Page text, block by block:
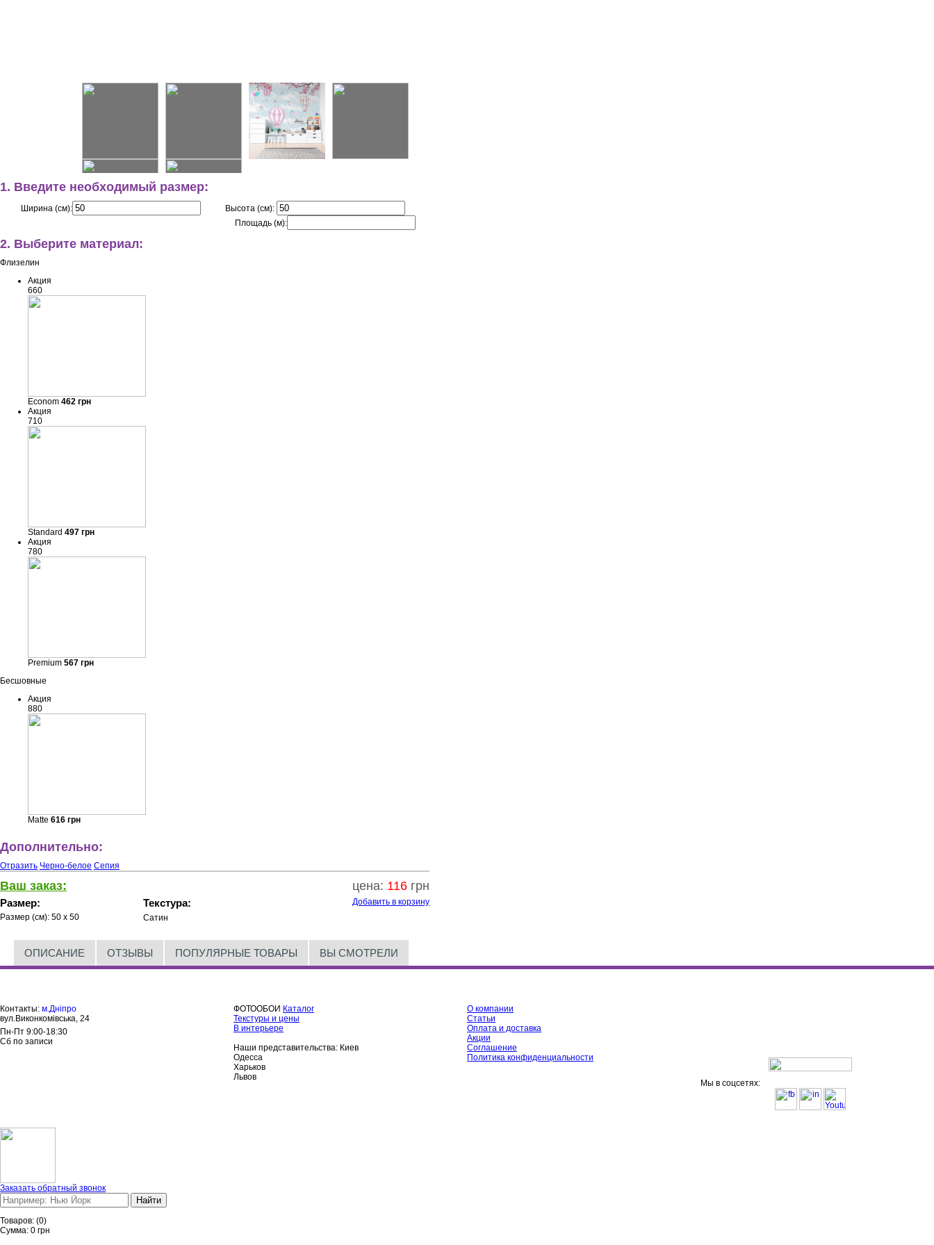
1. Введите необходимый размер:
Ширина (см):
Высота (см):
Площадь (м):
2. Выберите материал:
Флизелин
Акция
660
Econom 462 грн
Акция
710
Standard 497 грн
Акция
780
Premium 567 грн
Бесшовные
Акция
880
Matte 616 грн
Дополнительно:
Отразить Черно-белое Сепия
Ваш заказ: цена: 116 грн
Размер:
Размер (см): 50 x 50
Текстура:
Сатин
Добавить в корзину
ОПИСАНИЕ ОТЗЫВЫ ПОПУЛЯРНЫЕ ТОВАРЫ ВЫ СМОТРЕЛИ
Контакты: м.Дніпро
вул.Виконкомівська, 24
Пн-Пт 9:00-18:30
Сб по записи
ФОТООБОИ Каталог
Текстуры и цены
В интерьере
Наши представительства: Киев
Одесса
Харьков
Львов
О компании
Статьи
Оплата и доставка
Акции
Соглашение
Политика конфиденциальности
Мы в соцсетях:
Заказать обратный звонок
Найти
Товаров: (0)
Сумма: 0 грн